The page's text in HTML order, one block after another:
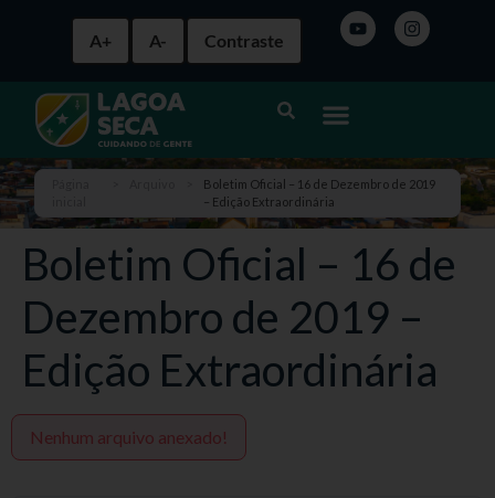
A+ A- Contraste
Boletim Oficial – 16 de Dezembro de 2019
– Edição Extraordinária
Boletim Oficial – 16 de
Dezembro de 2019 –
Edição Extraordinária
Nenhum arquivo anexado!